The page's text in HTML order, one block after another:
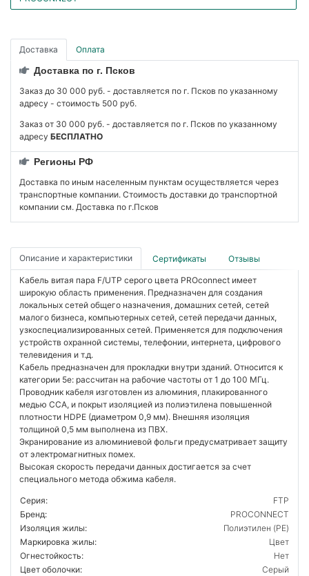
Доставка Оплата
Доставка по г. Псков
Заказ до 30 000 руб. - доставляется по г. Псков по указанному
адресу - стоимость 500 руб.
Заказ от 30 000 руб. - доставляется по г. Псков по указанному
адресу БЕСПЛАТНО
Регионы РФ
Доставка по иным населенным пунктам осуществляется через
транспортные компании. Стоимость доставки до транспортной
компании см. Доставка по г.Псков
Описание и характеристики Сертификаты Отзывы
Кабель витая пара F/UTP серого цвета PROconnect имеет
широкую область применения. Предназначен для создания
локальных сетей общего назначения, домашних сетей, сетей
малого бизнеса, компьютерных сетей, сетей передачи данных,
узкоспециализированных сетей. Применяется для подключения
устройств охранной системы, телефонии, интернета, цифрового
телевидения и т.д.
Кабель предназначен для прокладки внутри зданий. Относится к
категории 5е: рассчитан на рабочие частоты от 1 до 100 МГц.
Проводник кабеля изготовлен из алюминия, плакированного
медью CCA, и покрыт изоляцией из полиэтилена повышенной
плотности HDPE (диаметром 0,9 мм). Внешняя изоляция
толщиной 0,5 мм выполнена из ПВХ.
Экранирование из алюминиевой фольги предусматривает защиту
от электромагнитных помех.
Высокая скорость передачи данных достигается за счет
специального метода обжима кабеля.
Серия:
FTP
Бренд:
PROCONNECT
Изоляция жилы:
Полиэтилен (PE)
Маркировка жилы:
Цвет
Огнестойкость:
Нет
Цвет оболочки:
Серый